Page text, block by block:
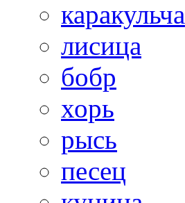
каракульча
лисица
бобр
хорь
рысь
песец